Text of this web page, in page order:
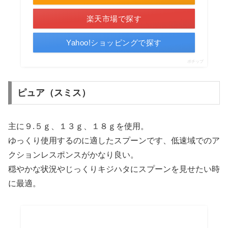
楽天市場で探す
Yahoo!ショッピングで探す
ポチップ
ピュア（スミス）
主に９.５ｇ、１３ｇ、１８ｇを使用。
ゆっくり使用するのに適したスプーンです、低速域でのア
クションレスポンスがかなり良い。
穏やかな状況やじっくりキジハタにスプーンを見せたい時
に最適。